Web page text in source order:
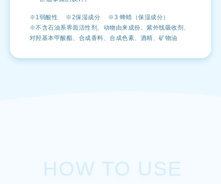
※1弱酸性 ※2保湿成分 ※3 蜂蜡（保湿成分）
※不含石油系界面活性剂、动物由来成份、紫外线吸收剂、
对羟基本甲酸酯、合成香料、合成色素、酒精、矿物油
HOW TO USE